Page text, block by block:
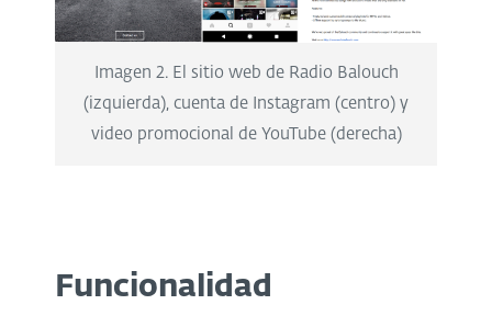
Imagen 2. El sitio web de Radio Balouch
(izquierda), cuenta de Instagram (centro) y
video promocional de YouTube (derecha)
Funcionalidad